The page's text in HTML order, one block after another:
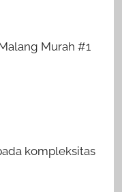
Murah #1
kompleksitas